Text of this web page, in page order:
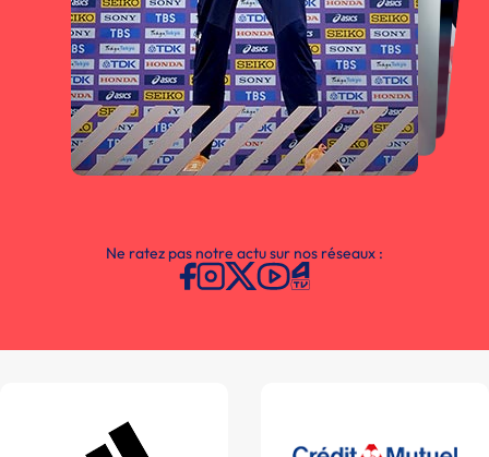
Ne ratez pas notre actu sur nos réseaux :